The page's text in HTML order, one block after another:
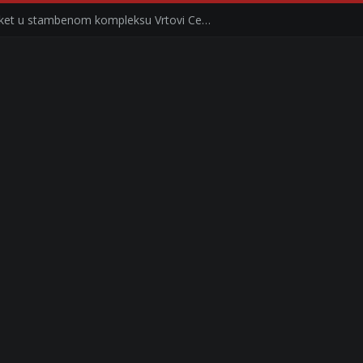
Otvoren novi MAXI supermarket u stambenom kompleksu Vrtovi Ceraka u Beogradu